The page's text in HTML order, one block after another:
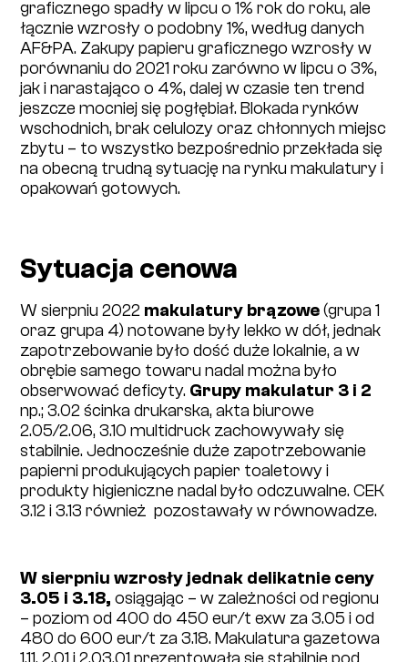
graficznego spadły w lipcu o 1% rok do roku, ale
łącznie wzrosły o podobny 1%, według danych
AF&PA. Zakupy papieru graficznego wzrosły w
porównaniu do 2021 roku zarówno w lipcu o 3%,
jak i narastająco o 4%, dalej w czasie ten trend
jeszcze mocniej się pogłębiał. Blokada rynków
wschodnich, brak celulozy oraz chłonnych miejsc
zbytu – to wszystko bezpośrednio przekłada się
na obecną trudną sytuację na rynku makulatury i
opakowań gotowych.
Sytuacja cenowa
W sierpniu 2022 makulatury brązowe(grupa 1
oraz grupa 4) notowane były lekko w dół, jednak
zapotrzebowanie było dość duże lokalnie, a w
obrębie samego towaru nadal można było
obserwować deficyty. Grupy makulatur 3 i 2
np.; 3.02 ścinka drukarska, akta biurowe
2.05/2.06, 3.10 multidruck zachowywały się
stabilnie. Jednocześnie duże zapotrzebowanie
papierni produkujących papier toaletowy i
produkty higieniczne nadal było odczuwalne. CEK
3.12 i 3.13 również pozostawały w równowadze.
W sierpniu wzrosły jednak delikatnie ceny
3.05 i 3.18,osiągając – w zależności od regionu
– poziom od 400 do 450 eur/t exw za 3.05 i od
480 do 600 eur/t za 3.18. Makulatura gazetowa